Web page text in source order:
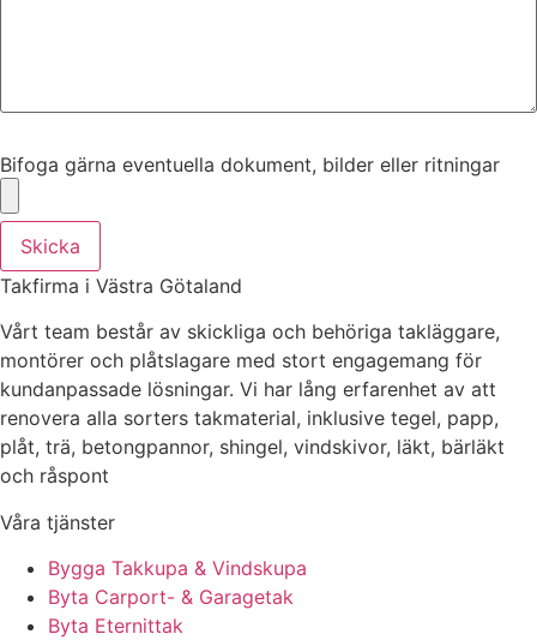
Bifoga gärna eventuella dokument, bilder eller ritningar
Skicka
Takfirma i Västra Götaland
Vårt team består av skickliga och behöriga takläggare,
montörer och plåtslagare med stort engagemang för
kundanpassade lösningar. Vi har lång erfarenhet av att
renovera alla sorters takmaterial, inklusive tegel, papp,
plåt, trä, betongpannor, shingel, vindskivor, läkt, bärläkt
och råspont
Våra tjänster
Bygga Takkupa & Vindskupa
Byta Carport- & Garagetak
Byta Eternittak